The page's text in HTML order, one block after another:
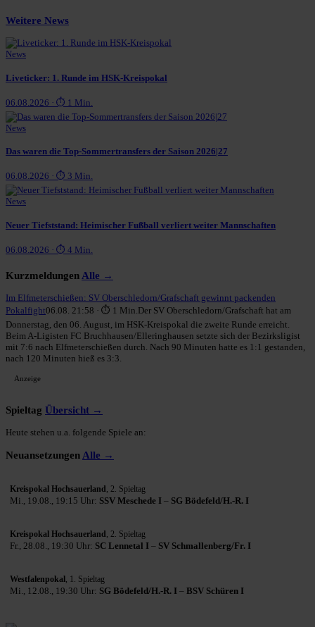
Weitere News
News
Liveticker: 1. Runde im HSK-Kreispokal
06.08.2026 · ⏱ 1 Min.
News
Das waren die Top-Sommertransfers der Saison 2026|27
06.08.2026 · ⏱ 3 Min.
News
Neuer Tiefststand: Heimischer Fußball verliert weiter Mannschaften
06.08.2026 · ⏱ 4 Min.
Kurzmeldungen Alle →
Im Elfmeterschießen: SV Oberschledorn/Grafschaft gewinnt packenden
Pokalfight06.08. 21:58 · ⏱ 1 Min.Der SV Oberschledorn/Grafschaft hat am
Donnerstag, den 06. August, im HSK-Kreispokal die zweite Runde erreicht.
Beim A-Ligisten FC Bruchhausen/Elleringhausen setzte sich der Bezirksligist
mit 7:6 nach Elfmeterschießen durch. Nach 90 Minuten hatte es 1:1 gestanden,
nach 120 Minuten hieß es 3:3.
Anzeige
Spieltag Übersicht →
Heute stehen u.a. folgende Spiele an:
Neuansetzungen Alle →
Kreispokal Hochsauerland , 2. Spieltag
Mi., 19.08., 19:15 Uhr: SSV Meschede I – SG Bödefeld/H.-R. I
Kreispokal Hochsauerland , 2. Spieltag
Fr., 28.08., 19:30 Uhr: SC Lennetal I – SV Schmallenberg/Fr. I
Westfalenpokal , 1. Spieltag
Mi., 12.08., 19:30 Uhr: SG Bödefeld/H.-R. I – BSV Schüren I